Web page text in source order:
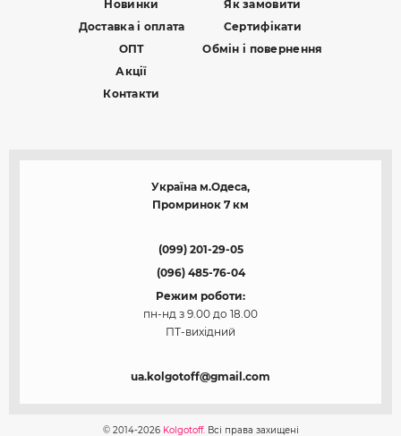
Новинки
Доставка і оплата
ОПТ
Акції
Контакти
Як замовити
Сертифікати
Обмін і повернення
Україна м.Одеса,
Промринок 7 км
(099) 201-29-05
(096) 485-76-04
Режим роботи:
пн-нд з 9.00 до 18.00
ПТ-вихідний
ua.kolgotoff@gmail.com
© 2014-2026 Kolgotoff.Всі права захищені